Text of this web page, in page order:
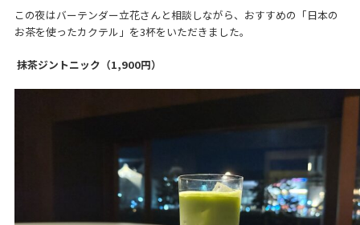
この夜はバーテンダー立花さんと相談しながら、おすすめの「日本の
お茶を使ったカクテル」を3杯をいただきました。
抹茶ジントニック（1,900円）